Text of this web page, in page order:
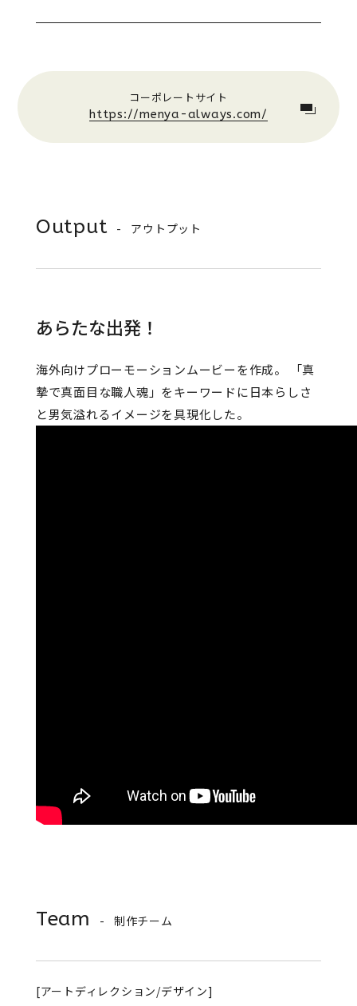
コーポレートサイト
https://menya-always.com/
Output アウトプット
あらたな出発！
海外向けプローモーションムービーを作成。 「真
摯で真面目な職人魂」をキーワードに日本らしさ
と男気溢れるイメージを具現化した。
Team 制作チーム
[アートディレクション/デザイン]